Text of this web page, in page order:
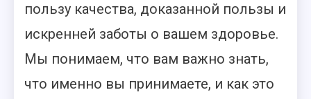
пользу качества, доказанной пользы и
искренней заботы о вашем здоровье.
Мы понимаем, что вам важно знать,
что именно вы принимаете, и как это